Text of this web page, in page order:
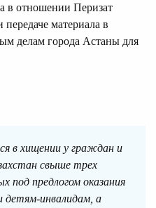
в отношении Перизат
материала в
делам города Астаны для
в хищении у граждан и
свыше трех
под предлогом оказания
детям-инвалидам, а